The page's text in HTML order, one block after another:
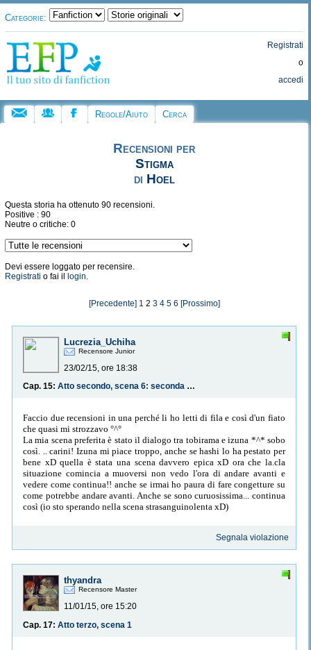
Categorie:
Registrati
o
accedi
Regole/Aiuto Cerca
Recensioni per
Stigma
di Hoel
Questa storia ha ottenuto 90 recensioni.
Positive : 90
Neutre o critiche: 0
Devi essere loggato per recensire.
Registrati o fai il login.
[Precedente] 1 2 3 4 5 6 [Prossimo]
Lucrezia_Uchiha
Recensore Junior
23/02/15, ore 18:38
Cap. 15:
Atto secondo, scena 6: seconda parte
Faccio due recensioni in una perché li ho letti di fila e così d'un fiato
che quasi mi strozzavo °^°
La mia scena preferita è stato il dialogo tra tobirama e izuna *^* sobo
così. .. carini! Izuna mi piace troppo, anche se hashi lo ha pestato per
bene xD quella è stata una scena davvero epica xD ora che la.cla
situazione comincia a muoversi non vedo l'ora di andare avanti e
vedere come continua!! anche se irmai ho paura di fare congetture su
come potrebbe andare avanti. Anche se sono curuosissima... continua
così (io sto sperando nella scena strasanguinolenta xD)
Segnala violazione
thyandra
Recensore Master
11/01/15, ore 15:20
Cap. 17: Atto terzo, scena 1